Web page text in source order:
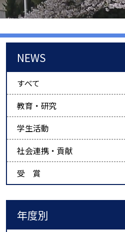
NEWS
すべて
教育・研究
学生活動
社会連携・貢献
受 賞
年度別